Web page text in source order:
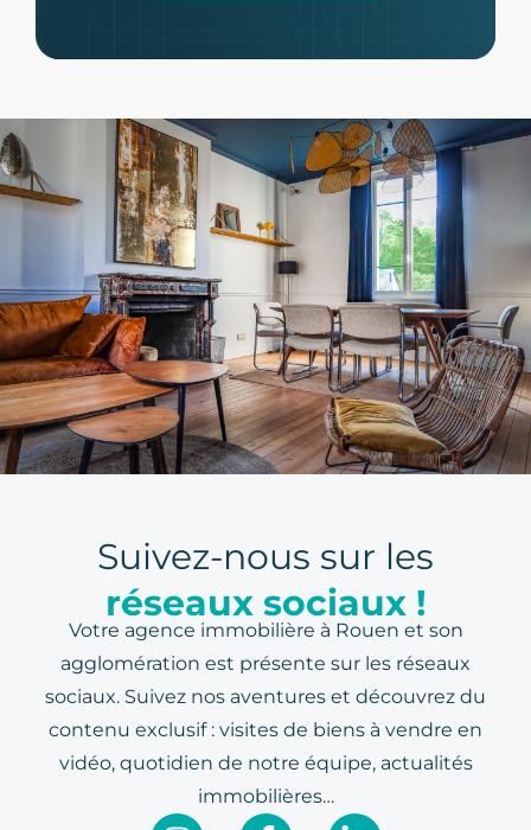
Suivez-nous sur les
réseaux sociaux !
Votre agence immobilière à Rouen et son
agglomération est présente sur les réseaux
sociaux. Suivez nos aventures et découvrez du
contenu exclusif : visites de biens à vendre en
vidéo, quotidien de notre équipe, actualités
immobilières…